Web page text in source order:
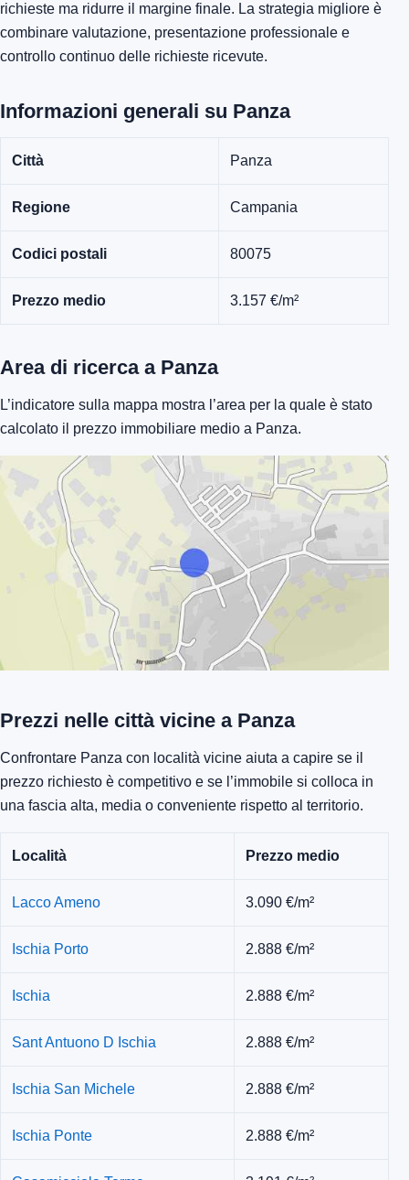
richieste ma ridurre il margine finale. La strategia migliore è
combinare valutazione, presentazione professionale e
controllo continuo delle richieste ricevute.
Informazioni generali su Panza
Città Panza
Regione Campania
Codici postali 80075
Prezzo medio 3.157 €/m²
Area di ricerca a Panza
L’indicatore sulla mappa mostra l’area per la quale è stato
calcolato il prezzo immobiliare medio a Panza.
Prezzi nelle città vicine a Panza
Confrontare Panza con località vicine aiuta a capire se il
prezzo richiesto è competitivo e se l’immobile si colloca in
una fascia alta, media o conveniente rispetto al territorio.
Località Prezzo medio
Lacco Ameno 3.090 €/m²
Ischia Porto 2.888 €/m²
Ischia 2.888 €/m²
Sant Antuono D Ischia 2.888 €/m²
Ischia San Michele 2.888 €/m²
Ischia Ponte 2.888 €/m²